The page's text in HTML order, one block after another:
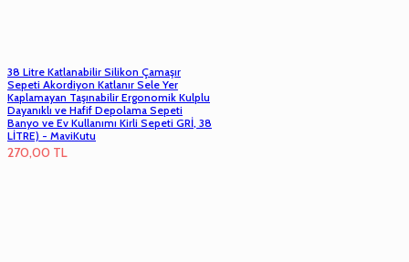
38 Litre Katlanabilir Silikon Çamaşır
Sepeti Akordiyon Katlanır Sele Yer
Kaplamayan Taşınabilir Ergonomik Kulplu
Dayanıklı ve Hafif Depolama Sepeti
Banyo ve Ev Kullanımı Kirli Sepeti GRİ, 38
LİTRE) - MaviKutu
270,00 TL